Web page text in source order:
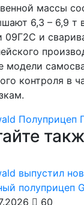
массы
6,3 – 6,9 т
09Г2С и
модели
контроля в
Полуприцеп
выпустил
полуприцеп
60